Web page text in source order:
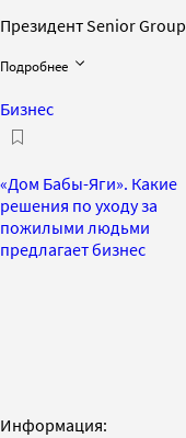
Президент Senior Group
Подробнее
Бизнес
«Дом Бабы-Яги». Какие
решения по уходу за
пожилыми людьми
предлагает бизнес
Информация: